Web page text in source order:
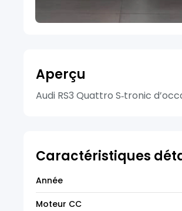
Aperçu
Audi RS3 Quattro S‑tronic
Caractéristiques
Année
Moteur CC